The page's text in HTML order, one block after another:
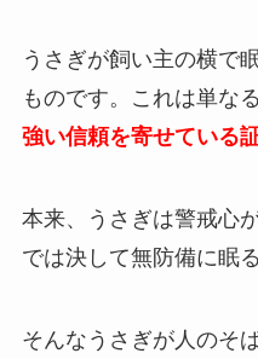
うさぎが飼い主の横で
ものです。これは単な
強い信頼を寄せている
本来、うさぎは警戒心
では決して無防備に眠
そんなうさぎが人のそ